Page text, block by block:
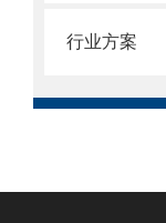
行业方案